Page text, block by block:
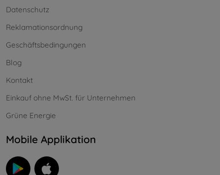
Datenschutz
Reklamationsordnung
Geschäftsbedingungen
Blog
Kontakt
Einkauf ohne MwSt. für Unternehmen
Grüne Energie
Mobile Applikation